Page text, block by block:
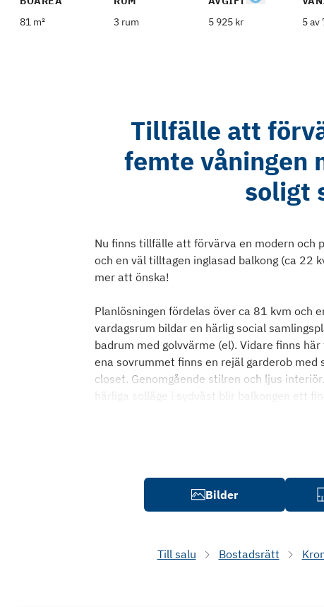
81 m²
3 rum
5 925 kr
5 av
Tillfälle att
femte våningen
soligt
Nu finns tillfälle att förvärva en modern och
och en väl tilltagen inglasad balkong (ca 22
mer att önska!
Planlösningen fördelas över ca 81 kvm och
vardagsrum bildar en härlig social
badrum med golvvärme (el). Vidare finns
ena sovrummet finns en rejäl garderob
closet. Genomgående stilren och ljus
härliga solläge i sydväst blir balkongen ett
Bilder
Till salu Bostadsrätt